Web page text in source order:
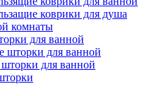
коврики для душа
комнаты
для ванной
шторки для ванной
для ванной